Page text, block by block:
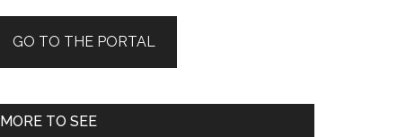
GO TO THE PORTAL
MORE TO SEE